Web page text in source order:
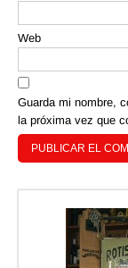
Web
Guarda mi nombre,
la próxima vez que